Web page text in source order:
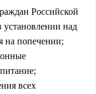
Российской
над
на попечении;
всех